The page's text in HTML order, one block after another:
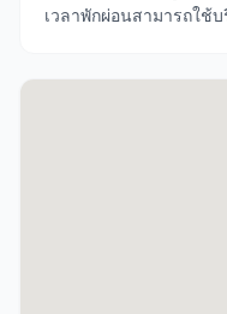
เวลาพักผ่อนสามารถใช้